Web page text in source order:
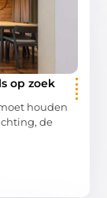
op zoek
houden
de